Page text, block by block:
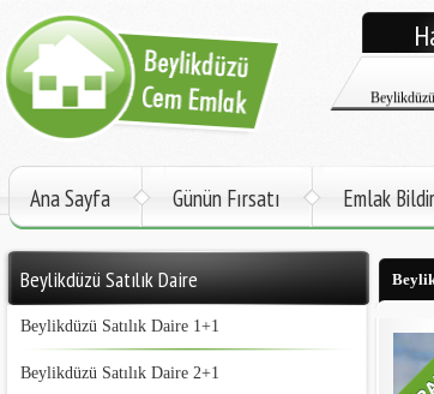
Kadir
Ana Sayfa Günün Fırsatı Emlak Bildir
Beylikdüzü Satılık Daire
Beylikdüzü Satılık Daire 1+1
Beylikdüzü Satılık Daire 2+1